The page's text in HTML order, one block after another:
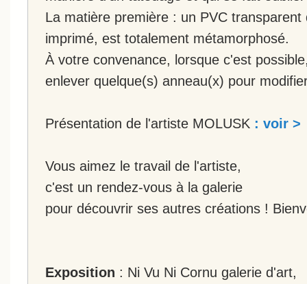
La matière première : un PVC
imprimé, est totalement métamorphosé.
À votre convenance, lorsque c'est
enlever quelque(s) anneau(x) pour
Présentation de l'artiste MOLUSK : voir >
Vous aimez le travail de l'artiste,
c'est un rendez-vous à la galerie
pour découvrir ses autres créations !
Exposition : Ni Vu Ni Cornu galerie d'art,